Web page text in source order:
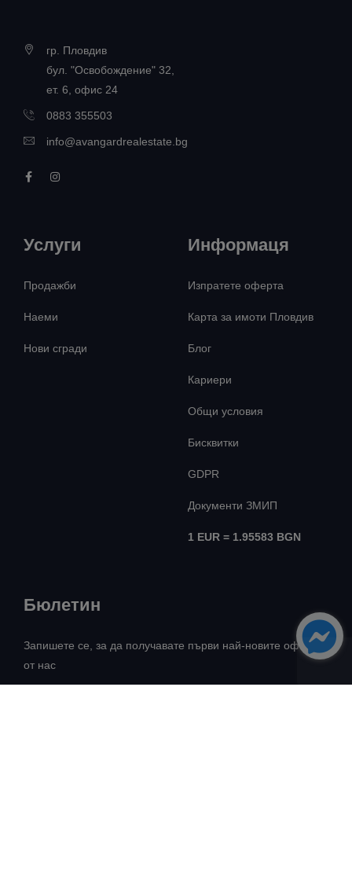
гр. Пловдив
бул. "Освобождение" 32,
ет. 6, офис 24
0883 355503
info@avangardrealestate.bg
Услуги
Продажби
Наеми
Нови сгради
Информаця
Изпратете оферта
Карта за имоти Пловдив
Блог
Кариери
Общи условия
Бисквитки
GDPR
Документи ЗМИП
1 EUR = 1.95583 BGN
Бюлетин
Запишете се, за да получавате първи най-новите оферти
от нас